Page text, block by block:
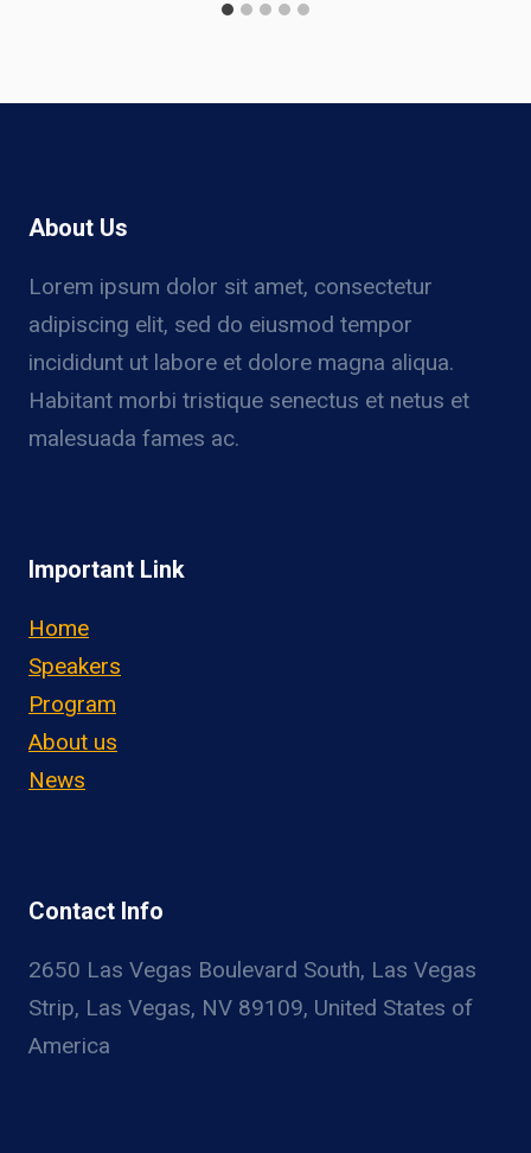
About Us
Lorem ipsum dolor sit amet, consectetur
adipiscing elit, sed do eiusmod tempor
incididunt ut labore et dolore magna aliqua.
Habitant morbi tristique senectus et netus et
malesuada fames ac.
Important Link
Home
Speakers
Program
About us
News
Contact Info
2650 Las Vegas Boulevard South, Las Vegas
Strip, Las Vegas, NV 89109, United States of
America